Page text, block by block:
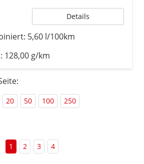
Details
5,60 l/100km
128,00 g/km
20 50 100 250
1 2 3 4